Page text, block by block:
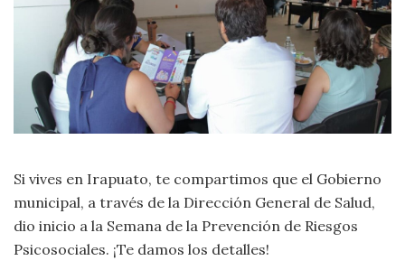
Si vives en Irapuato, te compartimos que el Gobierno
municipal, a través de la Dirección General de Salud,
dio inicio a la Semana de la Prevención de Riesgos
Psicosociales. ¡Te damos los detalles!